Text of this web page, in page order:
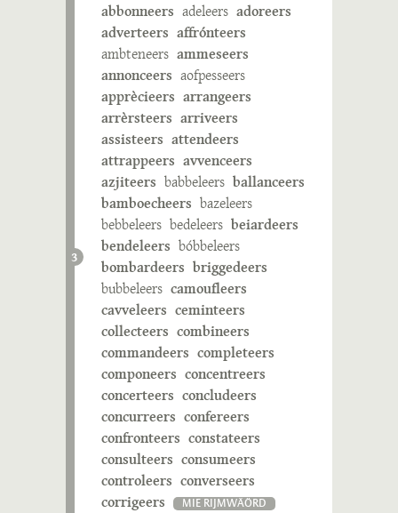
3
abbonneers adeleers adoreers
adverteers affrónteers
ambteneers ammeseers
annonceers aofpesseers
apprècieers arrangeers
arrèrsteers arriveers
assisteers attendeers
attrappeers avvenceers
azjiteers babbeleers ballanceers
bamboecheers bazeleers
bebbeleers bedeleers beiardeers
bendeleers bóbbeleers
bombardeers briggedeers
bubbeleers camoufleers
cavveleers ceminteers
collecteers combineers
commandeers completeers
componeers concentreers
concerteers concludeers
concurreers confereers
confronteers constateers
consulteers consumeers
controleers converseers
corrigeers
MIE RIJMWÄÖRD